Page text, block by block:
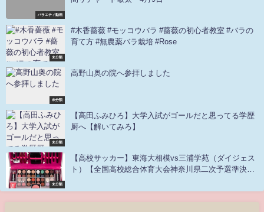
バラエティ動画
未分類
#木香薔薇 #モッコウバラ #薔薇の初心者教室 #バラの
育て方 #無農薬バラ栽培 #Rose
未分類
高野山奥の院へ参拝しました
未分類
【高田ふみひろ】大学入試がゴールだと思ってる学歴
厨へ【解いてみろ】
未分類
【高校サッカー】東海大相模vs三浦学苑（ダイジェス
ト）【全国高校総合体育大会神奈川県二次予選準決